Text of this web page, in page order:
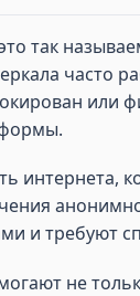
так
часто
или
интернета,
и требуют
не